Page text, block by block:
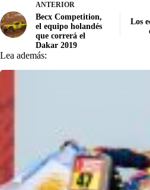
ANTERIOR
Becx Competition,
el equipo holandés
que correrá el
Dakar 2019
Los
Lea además: